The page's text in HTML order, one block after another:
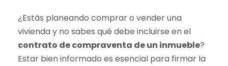
¿Estás planeando comprar o vender una
vivienda y no sabes qué debe incluirse en el
contrato de compraventa de un inmueble?
Estar bien informado es esencial para firmar la